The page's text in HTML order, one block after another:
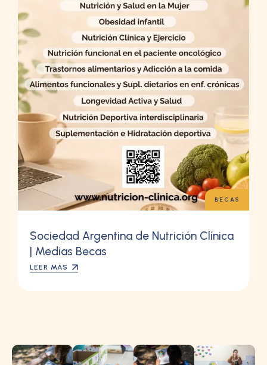
BECAS
Sociedad Argentina de Nutrición Clínica
| Medias Becas
LEER MÁS